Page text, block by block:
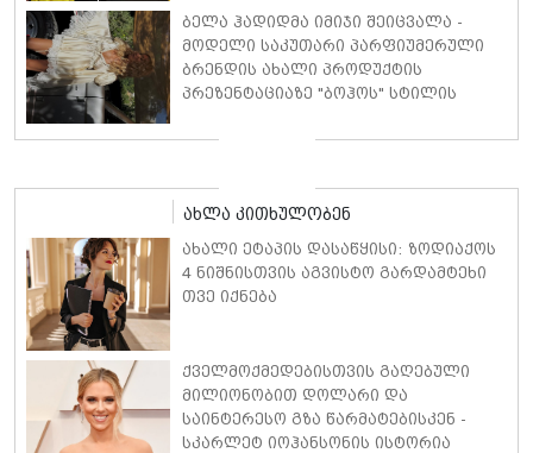
პოლ უოკერის ქალიშვილს ემოციური
სიტყვებით მიმართავს
ბელა ჰადიდმა იმიჯი შეიცვალა -
მოდელი საკუთარი პარფიუმერული
ბრენდის ახალი პროდუქტის
პრეზენტაციაზე "ბოჰოს" სტილის
მინიკაბით გამოჩნდა
ახლა კითხულობენ
ახალი ეტაპის დასაწყისი: ზოდიაქოს
4 ნიშნისთვის აგვისტო გარდამტეხი
თვე იქნება
ქველმოქმედებისთვის გაღებული
მილიონობით დოლარი და
საინტერესო გზა წარმატებისკენ -
სკარლეტ იოჰანსონის ისტორია